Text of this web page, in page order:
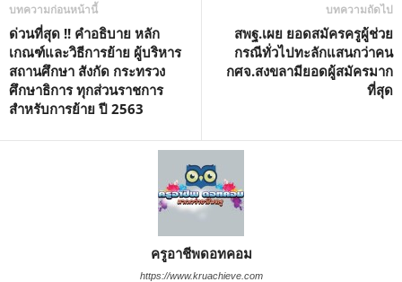
บทความก่อนหน้านี้
ด่วนที่สุด !! คำอธิบาย หลัก
เกณฑ์และวิธีการย้าย ผู้บริหาร
สถานศึกษา สังกัด กระทรวง
ศึกษาธิการ ทุกส่วนราชการ
สำหรับการย้าย ปี 2563
บทความถัดไป
สพฐ.เผย ยอดสมัครครูผู้ช่วย
กรณีทั่วไปทะลักแสนกว่าคน
กศจ.สงขลามียอดผู้สมัครมาก
ที่สุด
ครูอาชีพดอทคอม
https://www.kruachieve.com